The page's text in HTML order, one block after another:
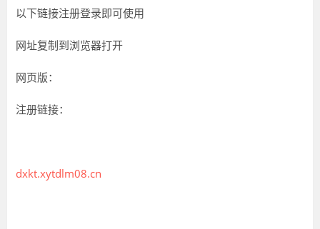
以下链接注册登录即可使用
网址复制到浏览器打开
网页版：
注册链接：
dxkt.xytdlm08.cn